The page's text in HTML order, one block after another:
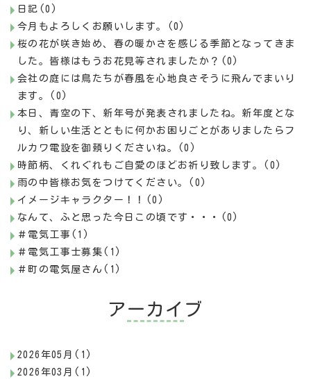
日記(0)
今月もよろしくお願いします。(0)
桜の花が咲き始め、春の暖かさを感じる季節となってきま
した。皆様はもうお花見等されましたか？(0)
会社の庭には鳥たちが春風を心地良さそうに飛んでまいり
ます。(0)
本日、青空の下、新年号が発表されましたね。新年度とな
り、新しい生活とともに何かお困りごとがありましたらフ
ルカワ電設を御頼りくださいね。(0)
時節柄、くれぐれもご自愛のほどお祈り致します。(0)
雨の中皆様お気をつけてください。(0)
イメージキャラクター！！(0)
なんて、ふと思った今日この頃です・・・(0)
＃電気工事(1)
＃電気工事士募集(1)
＃町の電気屋さん(1)
アーカイブ
2026年05月(1)
2026年03月(1)